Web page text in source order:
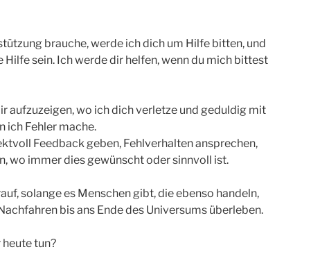
brauche, werde ich dich um Hilfe bitten, und
Hilfe sein. Ich werde dir helfen, wenn du mich bittest
aufzuzeigen, wo ich dich verletze und geduldig mit
ich Fehler mache.
Feedback geben, Fehlverhalten ansprechen,
wo immer dies gewünscht oder sinnvoll ist.
solange es Menschen gibt, die ebenso handeln,
bis ans Ende des Universums überleben.
tun?